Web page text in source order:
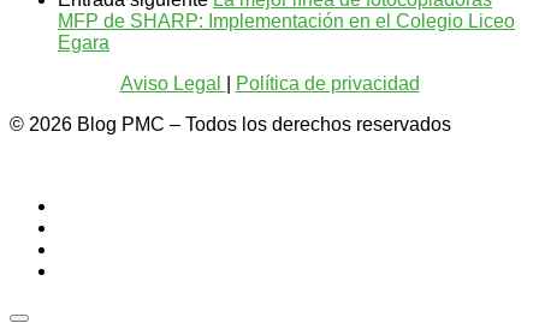
MFP de SHARP: Implementación en el Colegio Liceo
Egara
Aviso Legal
Política de privacidad
© 2026 Blog PMC – Todos los derechos reservados